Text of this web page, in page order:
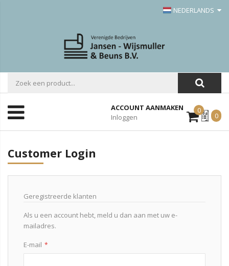
NEDERLANDS
ACCOUNT AANMAKEN
Inloggen
0Mijn
Offerte
0
Customer Login
Geregistreerde klanten
Als u een account hebt, meld u dan aan met uw e-
mailadres.
E-mail